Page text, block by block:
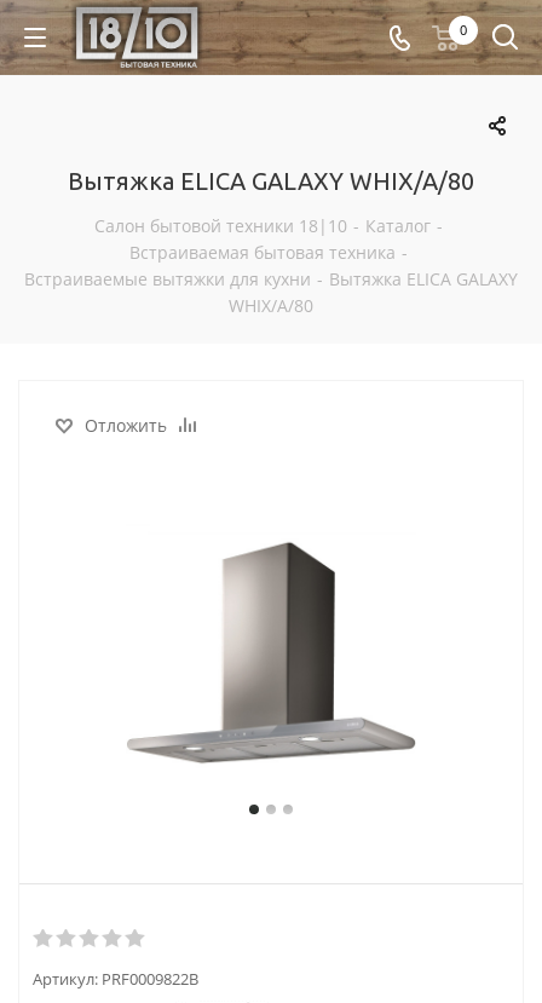
0
Вытяжка ELICA GALAXY WHIX/A/80
Салон бытовой техники 18|10 - Каталог -
Встраиваемая бытовая техника -
Встраиваемые вытяжки для кухни - Вытяжка ELICA GALAXY
WHIX/A/80
Отложить
Артикул: PRF0009822B